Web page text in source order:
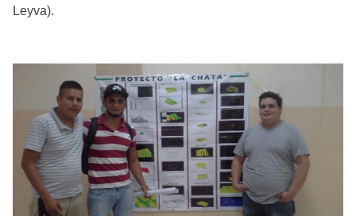
Leyva).